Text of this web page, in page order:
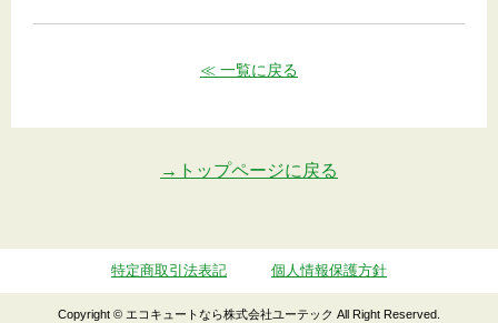
≪ 一覧に戻る
→トップページに戻る
特定商取引法表記 個人情報保護方針
Copyright © エコキュートなら株式会社ユーテック All Right Reserved.